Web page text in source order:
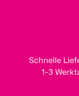
Schnelle
1-3